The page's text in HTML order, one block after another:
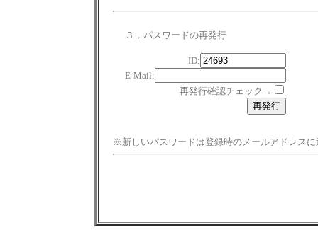
３．パスワードの再発行
ID:
E-Mail:
再発行確認チェック→
※新しいパスワードは登録時のメールアドレスに